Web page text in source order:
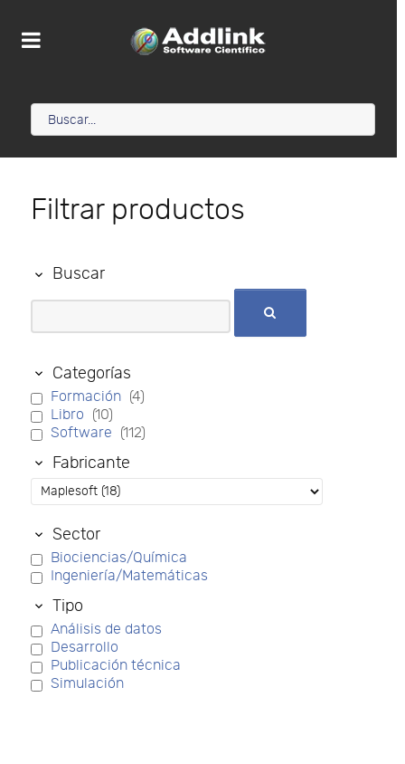
Filtrar productos
Buscar
Categorías
Formación (4)
Libro (10)
Software (112)
Fabricante
Sector
Biociencias/Química
Ingeniería/Matemáticas
Tipo
Análisis de datos
Desarrollo
Publicación técnica
Simulación